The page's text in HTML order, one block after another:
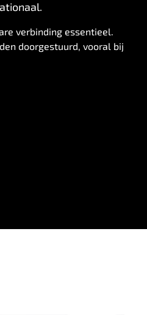
verbinding essentieel.
doorgestuurd, vooral bij